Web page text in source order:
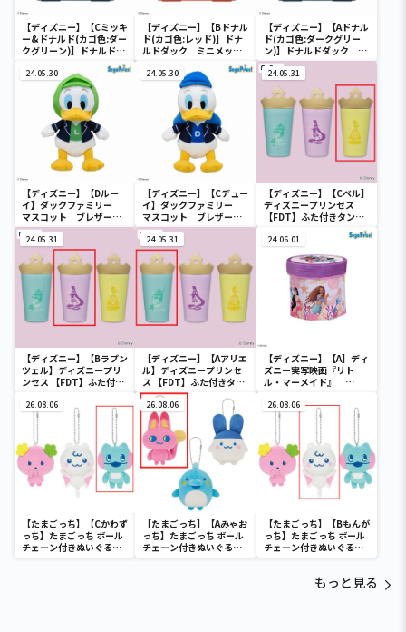
【ディズニー】【Cミッキ
ー&ドナルド(カゴ色:ダー
クグリーン)】ドナルドダ
ック ミニメッシュカゴ
【ディズニー】【Bドナル
ド(カゴ色:レッド)】ドナ
ルドダック ミニメッシ
【ディズニー】【Aドナル
ド(カゴ色:ダークグリー
ン)】ドナルドダック ミ
ニメッシュカゴ
24.05.30
【ディズニー】【Dルー
イ】ダックファミリー
マスコット ブレザーコ
スチューム
24.05.30
【ディズニー】【Cデュー
イ】ダックファミリー
マスコット ブレザーコ
スチューム
24.05.31
【ディズニー】【Cベル】
ディズニープリンセス
【FDT】ふた付きタンブ
24.05.31
【ディズニー】【Bラプン
ツェル】ディズニープリ
ンセス 【FDT】ふた付き
24.05.31
【ディズニー】【Aアリエ
ル】ディズニープリンセ
ス 【FDT】ふた付きタン
ブラー
24.06.01
【ディズニー】【A】ディ
ズニー実写映画『リト
ル・マーメイド』
チェアー
26.08.06
【たまごっち】【Cかわず
っち】たまごっち ボール
チェーン付きぬいぐるみ
～Tamagotchi
26.08.06
【たまごっち】【Aみゃお
っち】たまごっち ボール
チェーン付きぬいぐるみ
～Tamagotchi
26.08.06
【たまごっち】【Bもんが
っち】たまごっち ボール
チェーン付きぬいぐるみ
～Tamagotchi
もっと見る